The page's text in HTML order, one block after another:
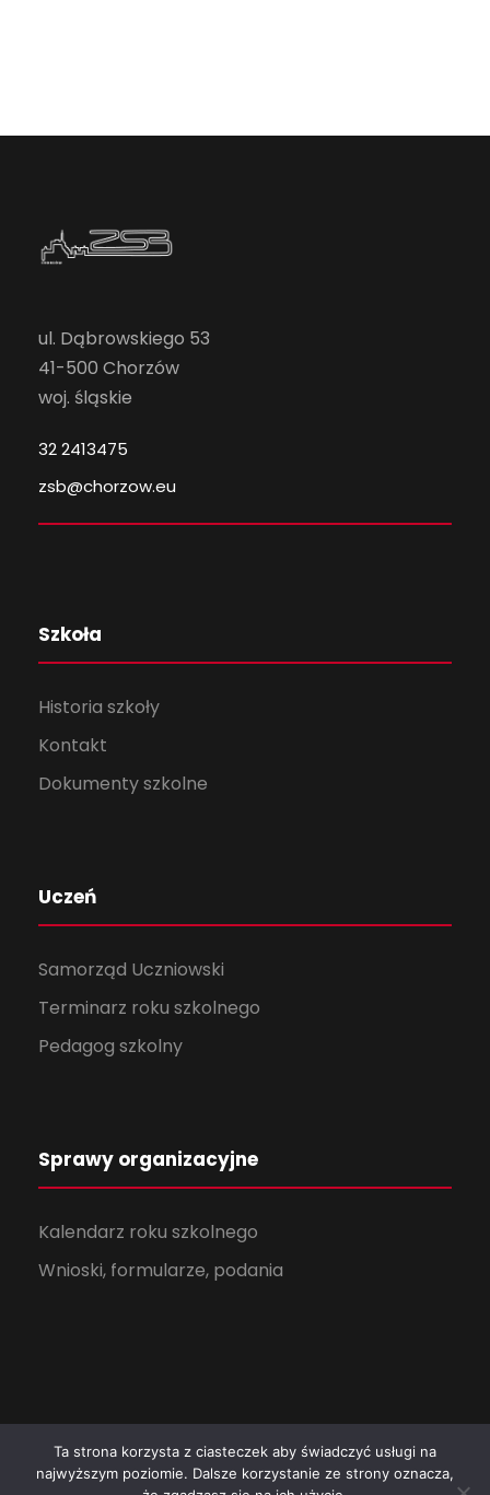
ul. Dąbrowskiego 53
41-500 Chorzów
woj. śląskie
32 2413475
zsb@chorzow.eu
Szkoła
Historia szkoły
Kontakt
Dokumenty szkolne
Uczeń
Samorząd Uczniowski
Terminarz roku szkolnego
Pedagog szkolny
Sprawy organizacyjne
Kalendarz roku szkolnego
Wnioski, formularze, podania
Copyright All Right Reserved 2024, ZSB
Ta strona korzysta z ciasteczek aby świadczyć usługi na
najwyższym poziomie. Dalsze korzystanie ze strony oznacza,